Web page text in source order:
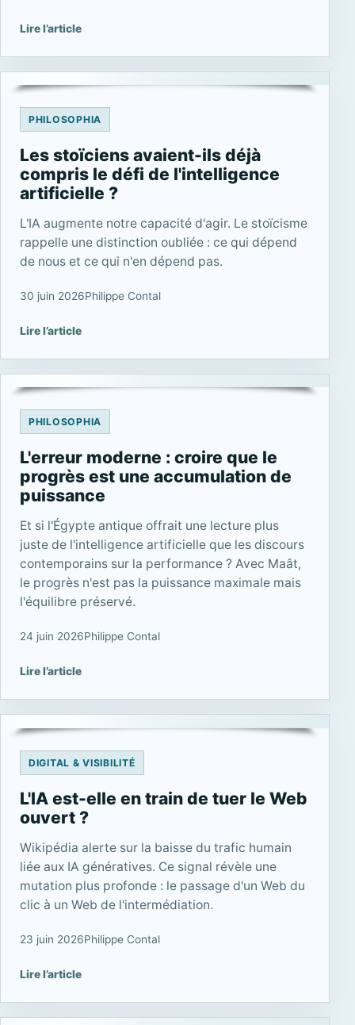
Lire l’article
PHILOSOPHIA
Les stoïciens avaient-ils déjà
compris le défi de l'intelligence
artificielle ?
L'IA augmente notre capacité d'agir. Le stoïcisme
rappelle une distinction oubliée : ce qui dépend
de nous et ce qui n'en dépend pas.
30 juin 2026Philippe Contal
Lire l’article
PHILOSOPHIA
L'erreur moderne : croire que le
progrès est une accumulation de
puissance
Et si l'Égypte antique offrait une lecture plus
juste de l'intelligence artificielle que les discours
contemporains sur la performance ? Avec Maât,
le progrès n'est pas la puissance maximale mais
l'équilibre préservé.
24 juin 2026Philippe Contal
Lire l’article
DIGITAL & VISIBILITÉ
L'IA est-elle en train de tuer le Web
ouvert ?
Wikipédia alerte sur la baisse du trafic humain
liée aux IA génératives. Ce signal révèle une
mutation plus profonde : le passage d'un Web du
clic à un Web de l'intermédiation.
23 juin 2026Philippe Contal
Lire l’article